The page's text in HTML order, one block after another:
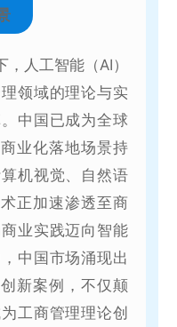
人工智能（AI）
领域的理论与实
中国已成为全球
业化落地场景持
机视觉、自然语
正加速渗透至商
业实践迈向智能
中国市场涌现出
新案例，不仅颠
工商管理理论创